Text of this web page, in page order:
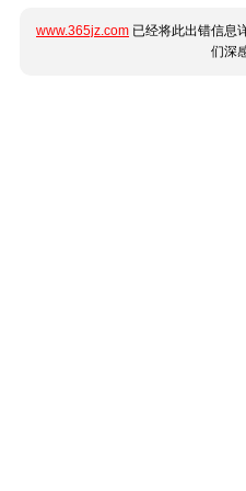
www.365jz.com 已经将此出错信息
们深